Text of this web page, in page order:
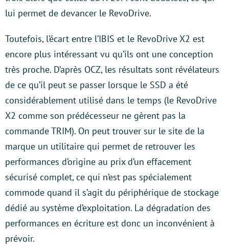
lui permet de devancer le RevoDrive.
Toutefois, l’écart entre l’IBIS et le RevoDrive X2 est
encore plus intéressant vu qu’ils ont une conception
très proche. D’après OCZ, les résultats sont révélateurs
de ce qu’il peut se passer lorsque le SSD a été
considérablement utilisé dans le temps (le RevoDrive
X2 comme son prédécesseur ne gèrent pas la
commande TRIM). On peut trouver sur le site de la
marque un utilitaire qui permet de retrouver les
performances d’origine au prix d’un effacement
sécurisé complet, ce qui n’est pas spécialement
commode quand il s’agit du périphérique de stockage
dédié au système d’exploitation. La dégradation des
performances en écriture est donc un inconvénient à
prévoir.